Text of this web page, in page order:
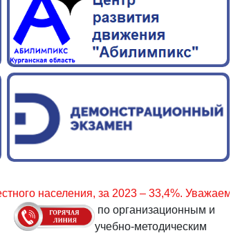
Уважаемые граждане,
по организационным и
учебно-методическим